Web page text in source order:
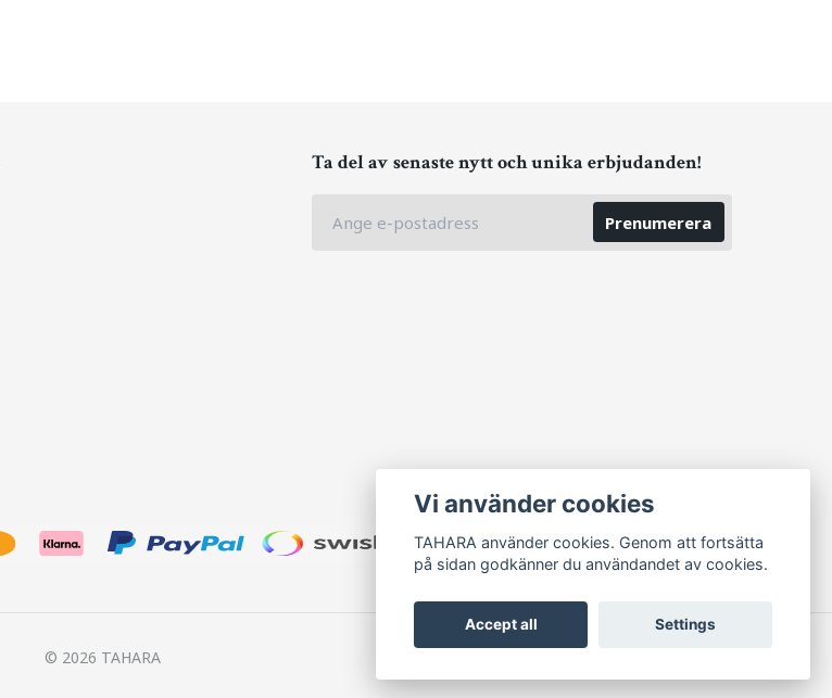
Ta del av senaste nytt och unika erbjudanden!
Prenumerera
© 2026 TAHARA
Vi använder cookies
TAHARA använder cookies. Genom att fortsätta
på sidan godkänner du användandet av cookies.
Accept all Settings